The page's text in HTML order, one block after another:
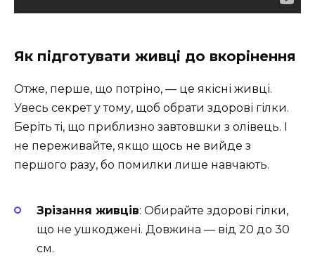
Як підготувати живці до вкорінення
Отже, перше, що потріно, — це якісні живці.
Увесь секрет у тому, щоб обрати здорові гілки.
Беріть ті, що приблизно завтовшки з олівець. І
не переживайте, якщо щось не вийде з
першого разу, бо помилки лише навчають.
Зрізання живців: Обирайте здорові гілки,
що не ушкоджені. Довжина — від 20 до 30
см.